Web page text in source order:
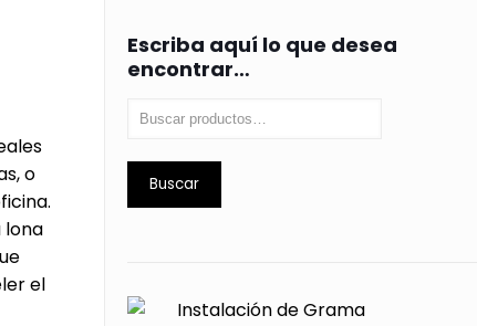
o
lona
el
Escriba aquí lo que desea
encontrar…
Buscar